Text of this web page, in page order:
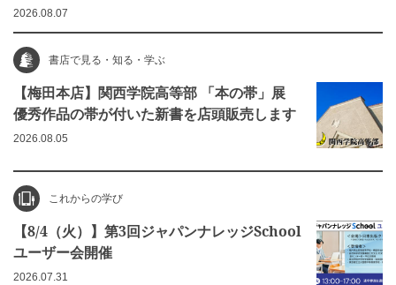
2026.08.07
書店で見る・知る・学ぶ
【梅田本店】関西学院高等部 「本の帯」展
優秀作品の帯が付いた新書を店頭販売します
2026.08.05
これからの学び
【8/4（火）】第3回ジャパンナレッジSchool
ユーザー会開催
2026.07.31